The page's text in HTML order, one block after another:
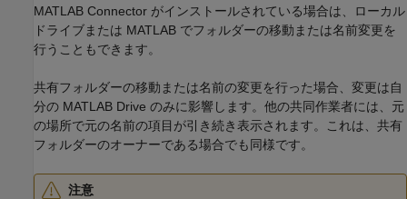
MATLAB Connector がインストールされている場合は、ローカル
ドライブまたは MATLAB でフォルダーの移動または名前変更を
行うこともできます。
共有フォルダーの移動または名前の変更を行った場合、変更は自
分の MATLAB Drive のみに影響します。他の共同作業者には、元
の場所で元の名前の項目が引き続き表示されます。これは、共有
フォルダーのオーナーである場合でも同様です。
注意